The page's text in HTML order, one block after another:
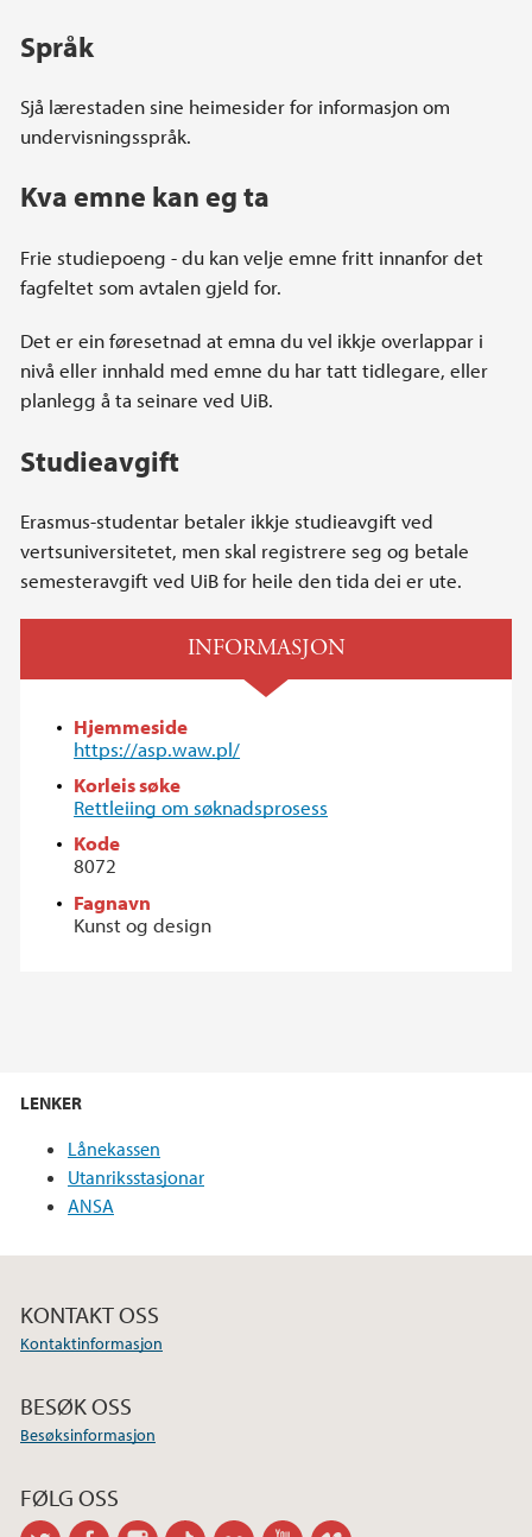
Språk
Sjå lærestaden sine heimesider for informasjon om
undervisningsspråk.
Kva emne kan eg ta
Frie studiepoeng - du kan velje emne fritt innanfor det
fagfeltet som avtalen gjeld for.
Det er ein føresetnad at emna du vel ikkje overlappar i
nivå eller innhald med emne du har tatt tidlegare, eller
planlegg å ta seinare ved UiB.
Studieavgift
Erasmus-studentar betaler ikkje studieavgift ved
vertsuniversitetet, men skal registrere seg og betale
semesteravgift ved UiB for heile den tida dei er ute.
INFORMASJON
Hjemmeside
https://asp.waw.pl/
Korleis søke
Rettleiing om søknadsprosess
Kode
8072
Fagnavn
Kunst og design
LENKER
Lånekassen
Utanriksstasjonar
ANSA
KONTAKT OSS
Kontaktinformasjon
BESØK OSS
Besøksinformasjon
FØLG OSS
twitter facebookinstagram
tiktok flickr youtube